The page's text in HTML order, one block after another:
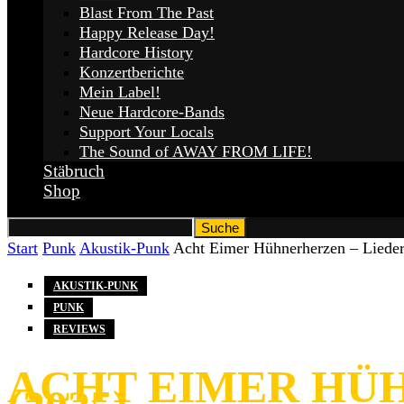
Blast From The Past
Happy Release Day!
Hardcore History
Konzertberichte
Mein Label!
Neue Hardcore-Bands
Support Your Locals
The Sound of AWAY FROM LIFE!
Stäbruch
Shop
Start Punk Akustik-Punk Acht Eimer Hühnerherzen –
AKUSTIK-PUNK
PUNK
REVIEWS
ACHT EIMER